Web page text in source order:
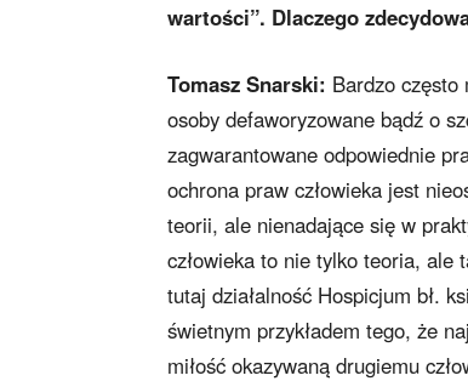
wartości”. Dlaczego
Tomasz Snarski: Bardzo często
osoby defaworyzowane bądź o
zagwarantowane odpowiednie
ochrona praw człowieka jest
teorii, ale nienadające się w
człowieka to nie tylko teoria,
tutaj działalność Hospicjum bł.
świetnym przykładem tego, że
miłość okazywaną drugiemu